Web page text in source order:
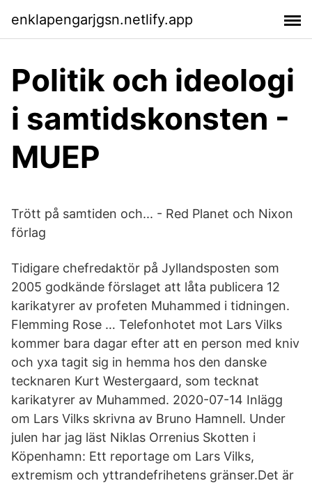
enklapengarjgsn.netlify.app
Politik och ideologi
i samtidskonsten -
MUEP
Trött på samtiden och... - Red Planet och Nixon
förlag
Tidigare chefredaktör på Jyllandsposten som
2005 godkände förslaget att låta publicera 12
karikatyrer av profeten Muhammed i tidningen.
Flemming Rose … Telefonhotet mot Lars Vilks
kommer bara dagar efter att en person med kniv
och yxa tagit sig in hemma hos den danske
tecknaren Kurt Westergaard, som tecknat
karikatyrer av Muhammed. 2020-07-14 Inlägg
om Lars Vilks skrivna av Bruno Hamnell. Under
julen har jag läst Niklas Orrenius Skotten i
Köpenhamn: Ett reportage om Lars Vilks,
extremism och yttrandefrihetens gränser.Det är